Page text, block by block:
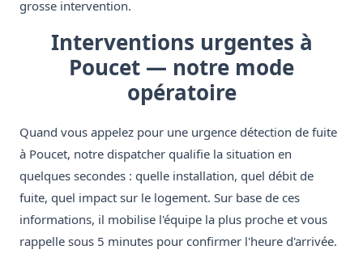
grosse intervention.
Interventions urgentes à
Poucet — notre mode
opératoire
Quand vous appelez pour une urgence détection de fuite
à Poucet, notre dispatcher qualifie la situation en
quelques secondes : quelle installation, quel débit de
fuite, quel impact sur le logement. Sur base de ces
informations, il mobilise l'équipe la plus proche et vous
rappelle sous 5 minutes pour confirmer l'heure d'arrivée.